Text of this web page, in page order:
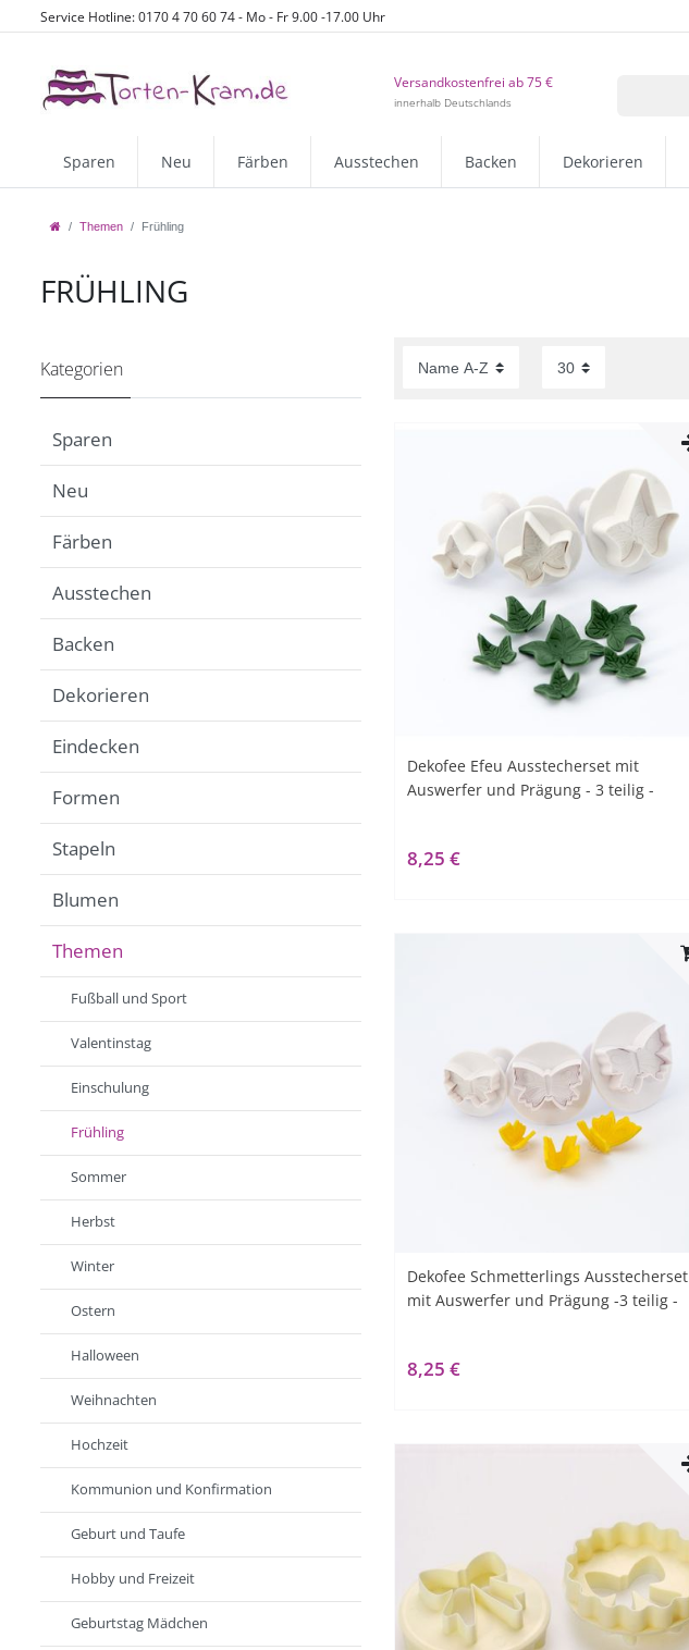
Service Hotline: 0170 4 70 60 74 - Mo - Fr 9.00 -17.00 Uhr
Versandkostenfrei ab 75 €
innerhalb Deutschlands
Sparen Neu Färben Ausstechen Backen Dekorieren
Themen Frühling
FRÜHLING
Kategorien
Sparen
Neu
Färben
Ausstechen
Backen
Dekorieren
Eindecken
Formen
Stapeln
Blumen
Themen
Fußball und Sport
Valentinstag
Einschulung
Frühling
Sommer
Herbst
Winter
Ostern
Halloween
Weihnachten
Hochzeit
Kommunion und Konfirmation
Geburt und Taufe
Hobby und Freizeit
Geburtstag Mädchen
Dekofee Efeu Ausstecherset mit
Auswerfer und Prägung - 3 teilig -
8,25 €
Dekofee Schmetterlings Ausstecherset
mit Auswerfer und Prägung -3 teilig -
8,25 €